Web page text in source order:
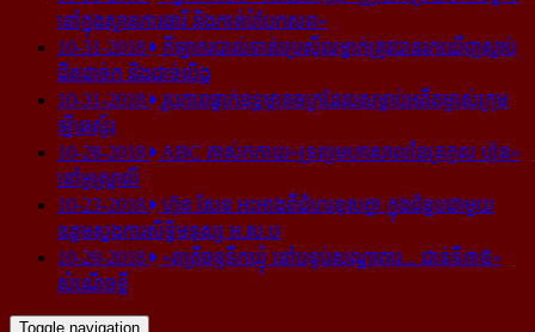
នៅ​ក្នុង​ស្ថាន​ភារធារី និង​កាត់​បំបែក​សព»
10-31-2018
កីឡាករ​បាល់ទាត់​ប្រេស៊ីល​ម្នាក់​ត្រូវ​បាន​រក​ឃើញ​ស្លាប់​
ជិត​ដាច់ក និង​ដាច់​លិង្គ
10-31-2018
រូបភាព​ធ្លាក់​ឧទ្ធម្ភាគចក្រ​ដែល​សម្លាប់​អតីត​ម្ចាស់​ក្រុម​
ឡីឆេស្ទ័រ
10-28-2018
ABC គាស់​កកាយ​«ទ្រព្យមហាសាល​នៃ​ត្រកូល ហ៊ុន»​
នៅ​អូស្ត្រាលី
10-23-2018
ហ៊ុន សែន អះអាង​ពី​ជំហរ​ខុស​គ្នា ក្នុង​ជំនួប​ជាមួយ​
ឧត្តម​ស្នងការ​សិទ្ធិ​មនុស្ស អ.ស.ប
10-20-2018
«រាត្រីចន្ទទឹកឃ្មុំ នៅបន្ទប់សណ្ឋាគារ... ជាន់ទី៣៥»
សំណើចខ្លី
Toggle navigation